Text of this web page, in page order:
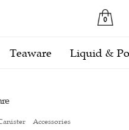
0
Teaware Liquid &
Accessories